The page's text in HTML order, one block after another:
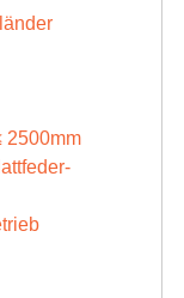
2500mm